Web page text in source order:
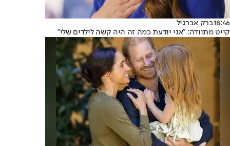
18:46ברק אברגיל
קייט מתוודה: "אני יודעת כמה זה היה קשה לילדים שלי"